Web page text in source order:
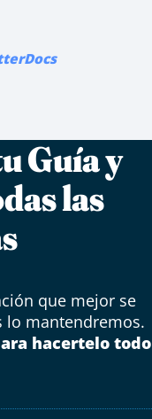
Guía y
las
que mejor se
lo mantendremos.
hacertelo todo